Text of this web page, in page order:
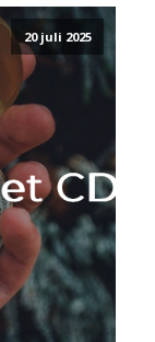
20 juli 2025